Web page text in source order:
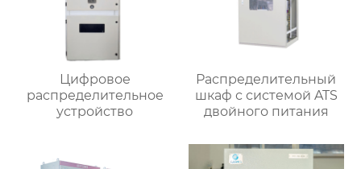
Цифровое
распределительное
устройство
Распределительный
шкаф с системой ATS
двойного питания